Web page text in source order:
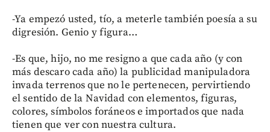
-Ya empezó usted, tío, a meterle también poesía a su
digresión. Genio y figura…
-Es que, hijo, no me resigno a que cada año (y con
más descaro cada año) la publicidad manipuladora
invada terrenos que no le pertenecen, pervirtiendo
el sentido de la Navidad con elementos, figuras,
colores, símbolos foráneos e importados que nada
tienen que ver con nuestra cultura.